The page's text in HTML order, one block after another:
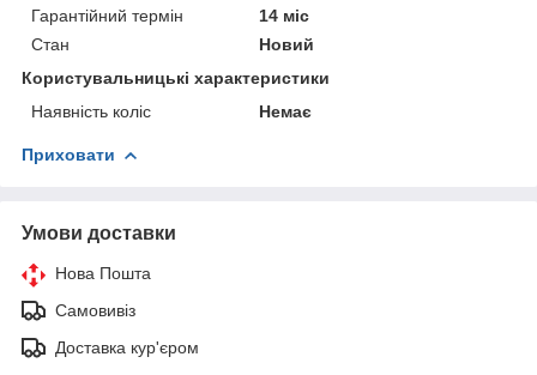
Гарантійний термін
14 міс
Стан
Новий
Користувальницькі характеристики
Наявність коліс
Немає
Приховати
Умови доставки
Нова Пошта
Самовивіз
Доставка кур'єром